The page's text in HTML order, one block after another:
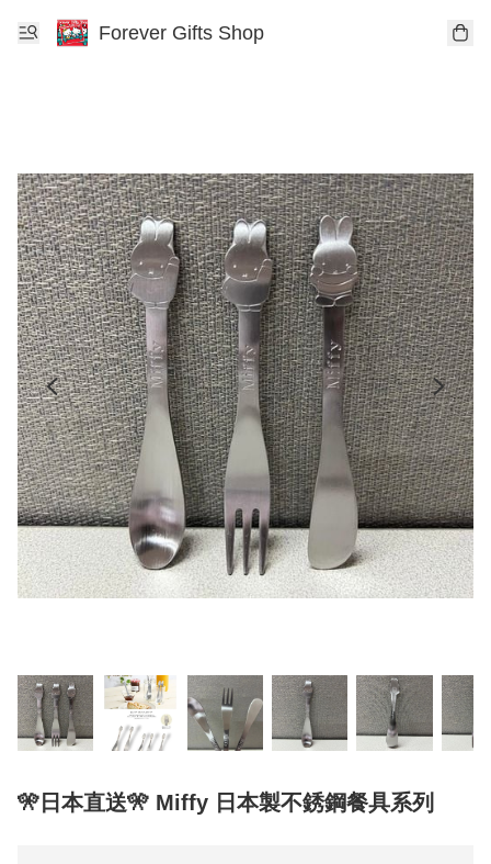
Forever Gifts Shop
🎌日本直送🎌 Miffy 日本製不銹鋼餐具系列